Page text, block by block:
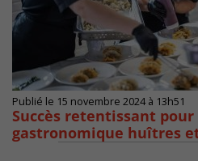
Publié le 15 novembre 2024 à 13h51
Succès retentissant pour
gastronomique huîtres